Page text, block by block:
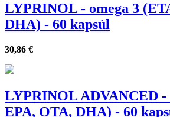
LYPRINOL - omega 3
DHA) - 60 kapsúl
30,86 €
LYPRINOL ADVANCED -
EPA, OTA, DHA) - 60